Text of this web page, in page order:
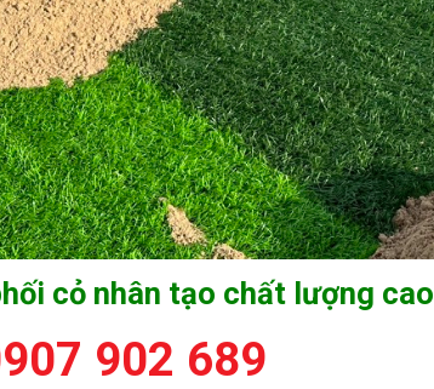
cỏ nhân tạo chất lượng cao
902 689